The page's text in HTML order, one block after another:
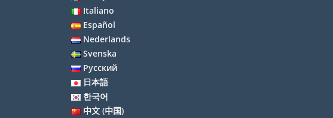
Italiano
Español
Nederlands
Svenska
Русский
日本語
한국어
中文 (中国)